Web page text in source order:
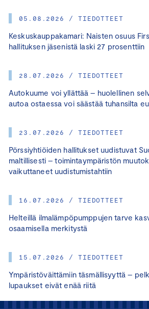
05.08.2026 / TIEDOTTEET
Keskuskauppakamari: Naisten osuus
hallituksen jäsenistä laski 27 prosenttiin
28.07.2026 / TIEDOTTEET
Autokuume voi yllättää – huolellinen
autoa ostaessa voi säästää tuhansilta
23.07.2026 / TIEDOTTEET
Pörssiyhtiöiden hallitukset uudistuvat
maltillisesti – toimintaympäristön
vaikuttaneet uudistumistahtiin
16.07.2026 / TIEDOTTEET
Helteillä ilmalämpöpumppujen tarve
osaamisella merkitystä
15.07.2026 / TIEDOTTEET
Ympäristöväittämiin täsmällisyyttä –
lupaukset eivät enää riitä